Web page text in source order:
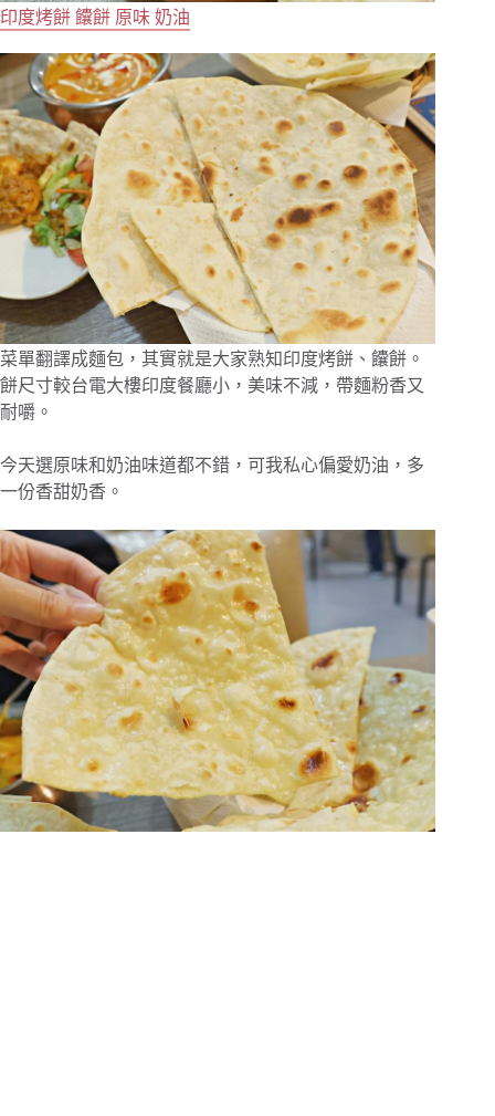
印度烤餅 饢餅 原味 奶油
菜單翻譯成麵包，其實就是大家熟知印度烤餅、饢餅。
餅尺寸較台電大樓印度餐廳小，美味不減，帶麵粉香又
耐嚼。
今天選原味和奶油味道都不錯，可我私心偏愛奶油，多
一份香甜奶香。